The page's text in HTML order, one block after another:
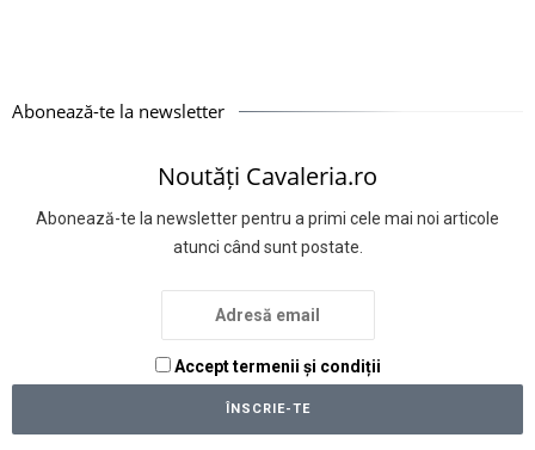
Abonează-te la newsletter
Noutăți Cavaleria.ro
Abonează-te la newsletter pentru a primi cele mai noi articole
atunci când sunt postate.
Accept termenii și condiții